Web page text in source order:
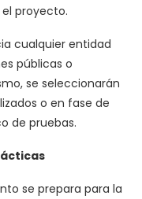
proyecto.
cualquier entidad
públicas o
se seleccionarán
o en fase de
de pruebas.
se prepara para la